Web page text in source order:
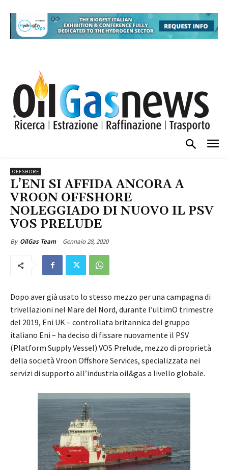
OFFSHORE
L’ENI SI AFFIDA ANCORA A
VROON OFFSHORE
NOLEGGIADO DI NUOVO IL PSV
VOS PRELUDE
By OilGas Team Gennaio 28, 2020
Dopo aver già usato lo stesso mezzo per una campagna di
trivellazioni nel Mare del Nord, durante l’ultimO trimestre
del 2019, Eni UK – controllata britannica del gruppo
italiano Eni – ha deciso di fissare nuovamente il PSV
(Platform Supply Vessel) VOS Prelude, mezzo di proprietà
della società Vroon Offshore Services, specializzata nei
servizi di supporto all’industria oil&gas a livello globale.